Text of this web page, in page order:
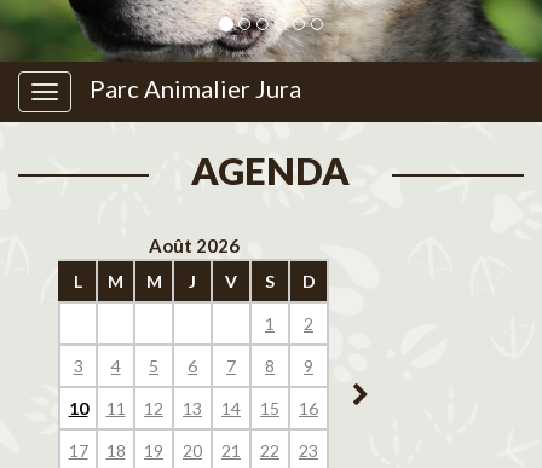
Parc Animalier Jura
AGENDA
Août 2026
L M M J V S D
1 2
3 4 5 6 7 8 9
10 11 12 13 14 15 16
17 18 19 20 21 22 23
14